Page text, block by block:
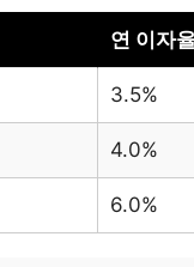
연 이자
3.5%
4.0%
6.0%